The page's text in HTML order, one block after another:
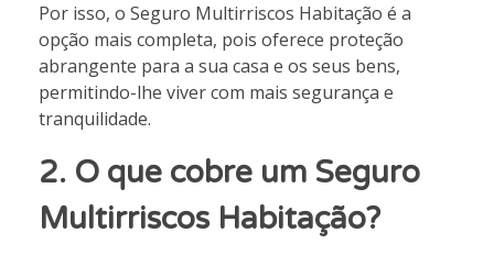
Por isso, o Seguro Multirriscos Habitação é a
opção mais completa, pois oferece proteção
abrangente para a sua casa e os seus bens,
permitindo-lhe viver com mais segurança e
tranquilidade.
2. O que cobre um Seguro
Multirriscos Habitação?